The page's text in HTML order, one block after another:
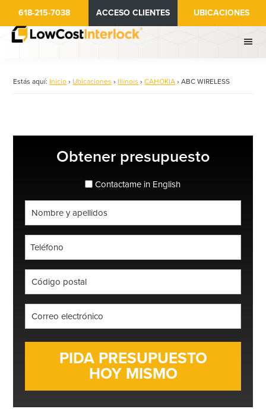
contenido
618-215-7038 ACCESO CLIENTES UBICACIONES
Estás aquí: Inicio › Ubicaciones › Illinois › CAHOKIA › ABC WIRELESS
lateralObtener presupuesto
espanol_espanol
Contactame in English
*
*